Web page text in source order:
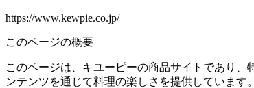
https://www.kewpie.co.jp/
このページの概要
このページは、キユーピーの商品サイトであり
ンテンツを通じて料理の楽しさを提供していま